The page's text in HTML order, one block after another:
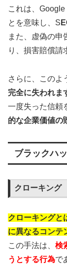
これは、
とを意味し、S
また、虚偽の申
り、損害賠償請
さらに、このよ
完全に失われま
一度失った信頼
的な企業価値の
ブラックハ
クローキング
クローキングと
に異なるコンテ
この手法は、 検
うとする行為で